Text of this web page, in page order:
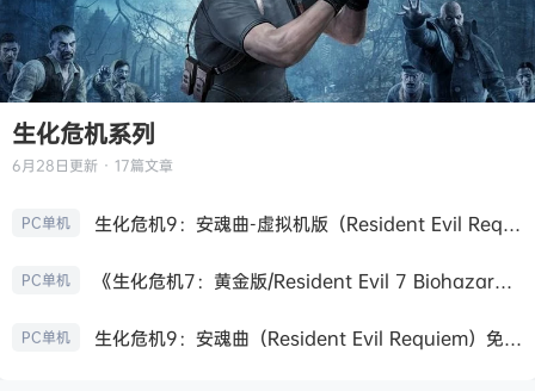
生化危机系列
6月28日更新 · 17篇文章
PC单机 生化危机9：安魂曲-虚拟机版（Resident Evil Requiem HYPERVISOR）免安装中文版
PC单机 《生化危机7：黄金版/Resident Evil 7 Biohazard》免安装中文版
PC单机 生化危机9：安魂曲（Resident Evil Requiem）免安装中文版